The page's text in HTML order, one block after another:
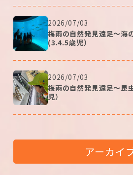
2026/07/03
梅雨の自然発見遠足～海
(3.4.5歳児）
2026/07/03
梅雨の自然発見遠足～昆
児）
アーカイ